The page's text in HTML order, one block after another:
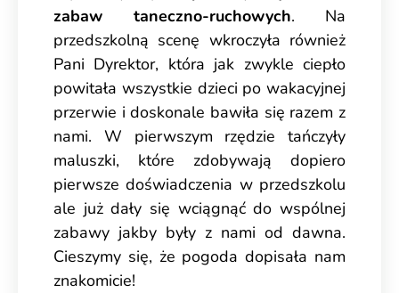
zabaw taneczno-ruchowych. Na
przedszkolną scenę wkroczyła również
Pani Dyrektor, która jak zwykle ciepło
powitała wszystkie dzieci po wakacyjnej
przerwie i doskonale bawiła się razem z
nami. W pierwszym rzędzie tańczyły
maluszki, które zdobywają dopiero
pierwsze doświadczenia w przedszkolu
ale już dały się wciągnąć do wspólnej
zabawy jakby były z nami od dawna.
Cieszymy się, że pogoda dopisała nam
znakomicie!